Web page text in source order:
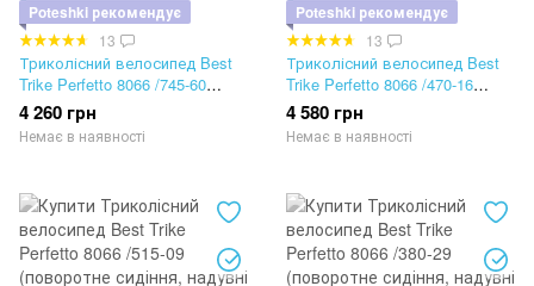
Poteshki рекомендує
13
Триколісний велосипед Best
Trike Perfetto 8066 /745-60
(поворотне сидіння, надувні
колеса, музика, фара, USB,
Bluetooth)
4 260 грн
Немає в наявності
Poteshki рекомендує
13
Триколісний велосипед Best
Trike Perfetto 8066 /470-16
(поворотне сидіння, надувні
колеса, музика, фара, USB,
Bluetooth)
4 580 грн
Немає в наявності